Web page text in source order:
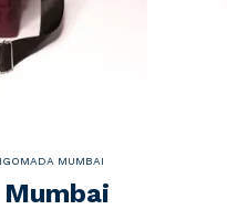
MUMBAI